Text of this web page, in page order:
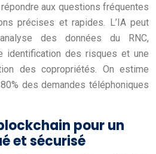
aux questions fréquentes
précises et rapides. L’IA peut
des données du RNC,
identification des risques et une
des copropriétés. On estime
des demandes téléphoniques
pour un
et sécurisé